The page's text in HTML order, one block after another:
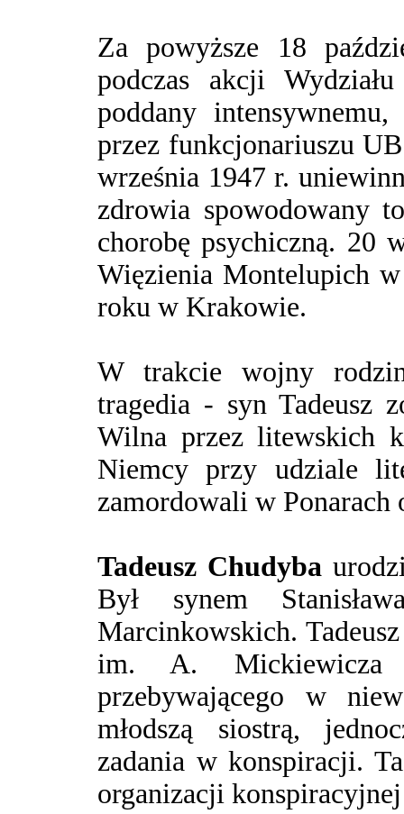
Za powyższe 18
podczas akcji
poddany
przez funkcjonariuszu
września 1947 r.
zdrowia spowodowany
chorobę psychiczną. 20
Więzienia Montelupich
roku w Krakowie.
W trakcie wojny
tragedia - syn Tadeusz
Wilna przez litewskich
Niemcy przy udziale
zamordowali w Ponarach
Tadeusz Chudyba
Był synem
Marcinkowskich.
im. A. Mickiewicza
przebywającego w
młodszą siostrą,
zadania w konspiracji.
organizacji